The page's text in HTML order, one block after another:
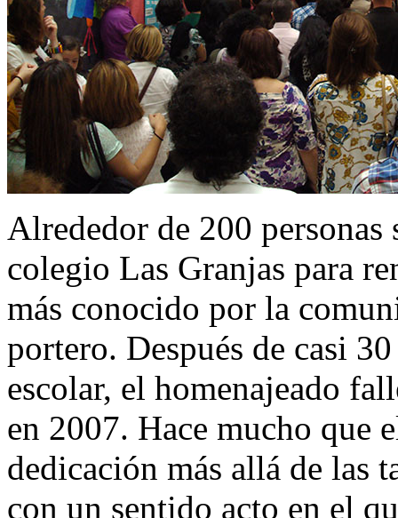
Alrededor de 200
colegio Las Granjas para
más conocido por la
portero. Después de casi
escolar, el homenajeado
en 2007. Hace mucho que
dedicación más allá de las
con un sentido acto en el